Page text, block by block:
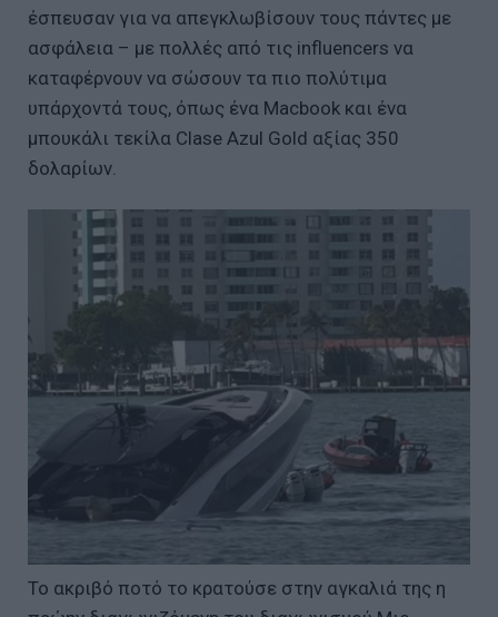
έσπευσαν για να απεγκλωβίσουν τους πάντες με
ασφάλεια – με πολλές από τις influencers να
καταφέρνουν να σώσουν τα πιο πολύτιμα
υπάρχοντά τους, όπως ένα Macbook και ένα
μπουκάλι τεκίλα Clase Azul Gold αξίας 350
δολαρίων.
Το ακριβό ποτό το κρατούσε στην αγκαλιά της η